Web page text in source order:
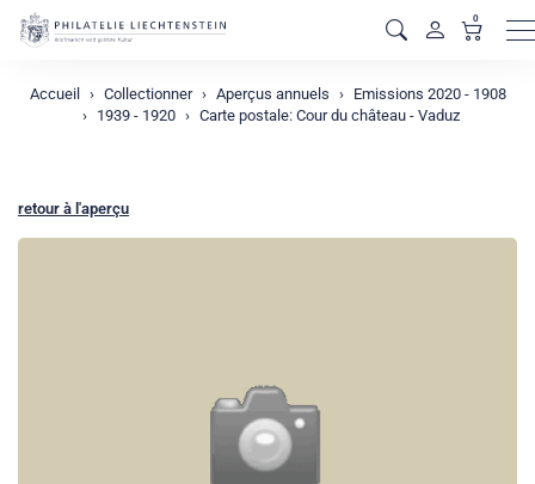
0
Accueil Collectionner Aperçus annuels
Emissions 2020 - 1908
1939 - 1920
Carte postale: Cour du château - Vaduz
retour à l'aperçu